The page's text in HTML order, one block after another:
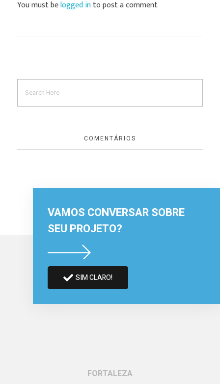
You must belogged into post a comment
COMENTÁRIOS
VAMOS CONVERSAR SOBRE
SEU PROJETO?
SIM CLARO!
FORTALEZA